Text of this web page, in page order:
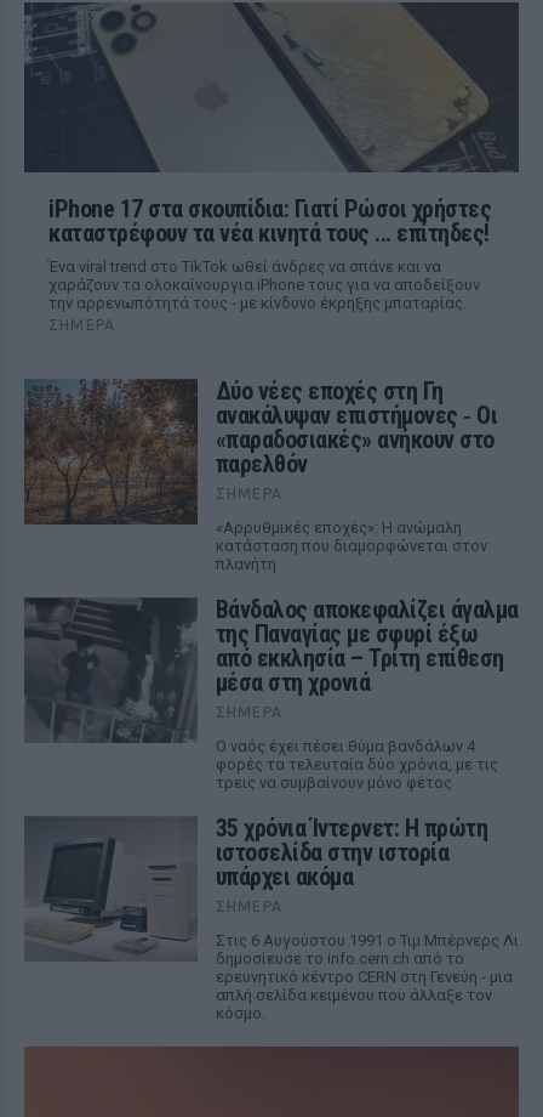
iPhone 17 στα σκουπίδια: Γιατί Ρώσοι χρήστες
καταστρέφουν τα νέα κινητά τους ... επίτηδες!
Ένα viral trend στο TikTok ωθεί άνδρες να σπάνε και να
χαράζουν τα ολοκαίνουργια iPhone τους για να αποδείξουν
την αρρενωπότητά τους - με κίνδυνο έκρηξης μπαταρίας.
ΣΉΜΕΡΑ
Δύο νέες εποχές στη Γη
ανακάλυψαν επιστήμονες ‑ Oι
«παραδοσιακές» ανήκουν στο
παρελθόν
ΣΉΜΕΡΑ
«Αρρυθμικές εποχές»: Η ανώμαλη
κατάσταση που διαμορφώνεται στον
πλανήτη
Βάνδαλος αποκεφαλίζει άγαλμα
της Παναγίας με σφυρί έξω
από εκκλησία – Τρίτη επίθεση
μέσα στη χρονιά
ΣΉΜΕΡΑ
Ο ναός έχει πέσει θύμα βανδάλων 4
φορές τα τελευταία δύο χρόνια, με τις
τρεις να συμβαίνουν μόνο φέτος
35 χρόνια Ίντερνετ: Η πρώτη
ιστοσελίδα στην ιστορία
υπάρχει ακόμα
ΣΉΜΕΡΑ
Στις 6 Αυγούστου 1991 ο Τιμ Μπέρνερς Λι
δημοσίευσε το info.cern.ch από το
ερευνητικό κέντρο CERN στη Γενεύη - μια
απλή σελίδα κειμένου που άλλαξε τον
κόσμο.